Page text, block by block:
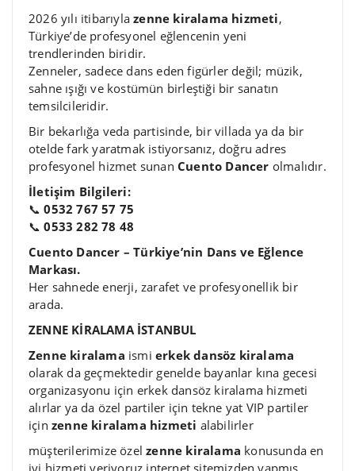
2026 yılı itibarıylazenne kiralama hizmeti,
Türkiye’de profesyonel eğlencenin yeni
trendlerinden biridir.
Zenneler, sadece dans eden figürler değil; müzik,
sahne ışığı ve kostümün birleştiği bir sanatın
temsilcileridir.
Bir bekarlığa veda partisinde, bir villada ya da bir
otelde fark yaratmak istiyorsanız, doğru adres
profesyonel hizmet sunan Cuento Dancer olmalıdır.
İletişim Bilgileri:
📞0532 767 57 75
📞0533 282 78 48
Cuento Dancer – Türkiye’nin Dans ve Eğlence
Markası.
Her sahnede enerji, zarafet ve profesyonellik bir
arada.
ZENNE KİRALAMA İSTANBUL
Zenne kiralama ismierkek dansöz kiralama
olarak da geçmektedir genelde bayanlar kına gecesi
organizasyonu için erkek dansöz kiralama hizmeti
alırlar ya da özel partiler için tekne yat VIP partiler
için zenne kiralama hizmeti alabilirler
müşterilerimize özelzenne kiralama konusunda en